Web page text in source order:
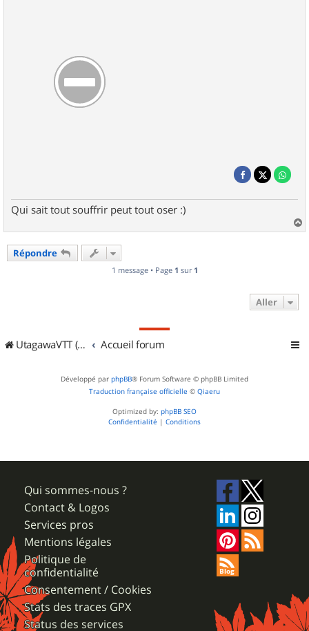
Qui sait tout souffrir peut tout oser :)
a
Répondre
1 message • Page 1 sur 1
Aller
UtagawaVTT (Randos VTT et VTTAE avec traces GPS) Accueil forum
Développé par phpBB® Forum Software © phpBB Limited
Traduction française officielle © Qiaeru
Optimized by: phpBB SEO
Confidentialité | Conditions
Qui sommes-nous ?
Contact & Logos
Services pros
Mentions légales
Politique de
confidentialité
Consentement / Cookies
Stats des traces GPX
Status des services